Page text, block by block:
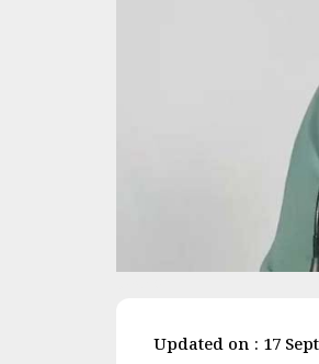
Updated on : 17